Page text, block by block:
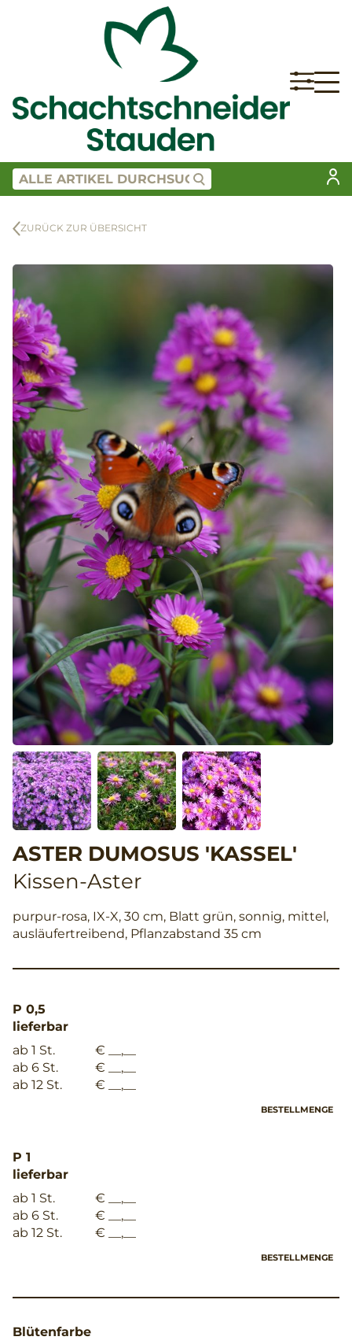
ZURÜCK ZUR ÜBERSICHT
ASTER DUMOSUS 'KASSEL'
Kissen-Aster
purpur-rosa, IX-X, 30 cm, Blatt grün, sonnig, mittel,
ausläufertreibend, Pflanzabstand 35 cm
P 0,5
lieferbar
ab 1 St.
€ __,__
ab 6 St.
€ __,__
ab 12 St.
€ __,__
BESTELLMENGE
P 1
lieferbar
ab 1 St.
€ __,__
ab 6 St.
€ __,__
ab 12 St.
€ __,__
BESTELLMENGE
Blütenfarbe